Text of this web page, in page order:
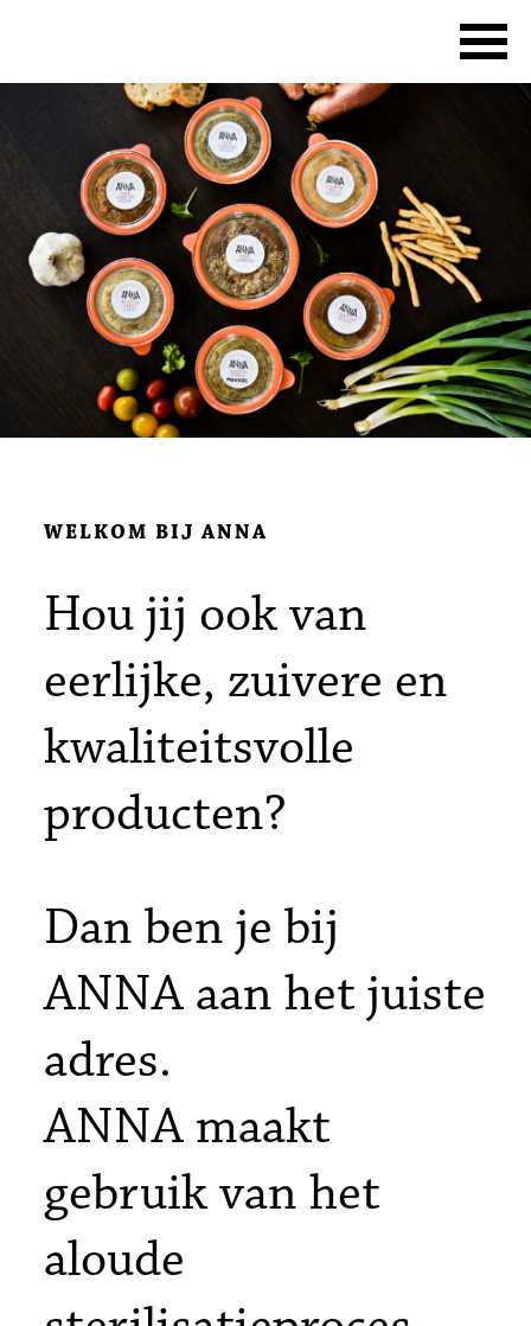
WELKOM BIJ ANNA
Hou jij ook van
eerlijke, zuivere en
kwaliteitsvolle
producten?
Dan ben je bij
ANNA aan het juiste
adres.
ANNA maakt
gebruik van het
aloude